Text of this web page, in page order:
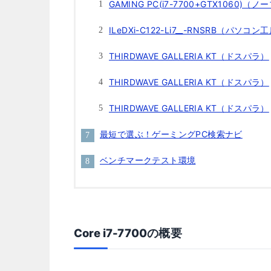
GAMING PC(i7-7700+GTX1060)（ノー
ILeDXi-C122-Li7__-RNSRB（パソコン工
THIRDWAVE GALLERIA KT（ドスパラ）
THIRDWAVE GALLERIA KT（ドスパラ）
THIRDWAVE GALLERIA KT（ドスパラ）
最短で選ぶ！ゲーミングPC検索ナビ
ベンチマークテスト環境
Core i7-7700の概要